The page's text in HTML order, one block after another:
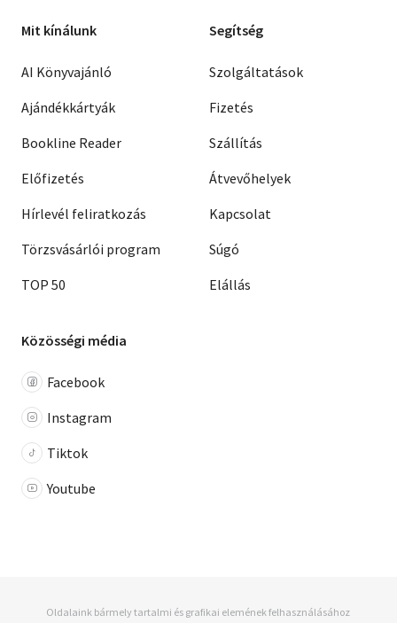
Mit kínálunk
AI Könyvajánló
Ajándékkártyák
Bookline Reader
Előfizetés
Hírlevél feliratkozás
Törzsvásárlói program
TOP 50
Segítség
Szolgáltatások
Fizetés
Szállítás
Átvevőhelyek
Kapcsolat
Súgó
Elállás
Közösségi média
Facebook
Instagram
Tiktok
Youtube
Oldalaink bármely tartalmi és grafikai elemének felhasználásához